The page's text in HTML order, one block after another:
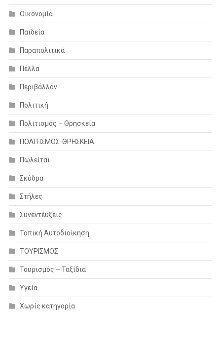
Οικονομία
Παιδεία
Παραπολιτικά
Πέλλα
Περιβάλλον
Πολιτική
Πολιτισμός – Θρησκεία
ΠΟΛΙΤΙΣΜΟΣ-ΘΡΗΣΚΕΙΑ
Πωλείται
Σκύδρα
Στήλες
Συνεντέυξεις
Τοπική Αυτοδιοίκηση
ΤΟΥΡΙΣΜΟΣ
Τουρισμός – Ταξίδια
Υγεία
Χωρίς κατηγορία